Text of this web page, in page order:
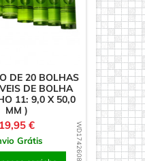
WD1742608776
DE 20 BOLHAS
DE BOLHA
11: 9,0 X 50,0
MM )
Preço
19,95 €
Grátis